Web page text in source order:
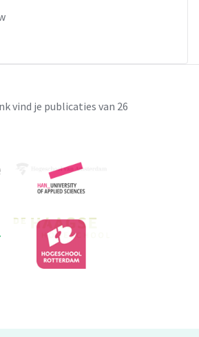
vind je publicaties van 26